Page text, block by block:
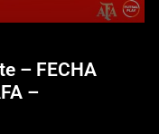
– FECHA
–